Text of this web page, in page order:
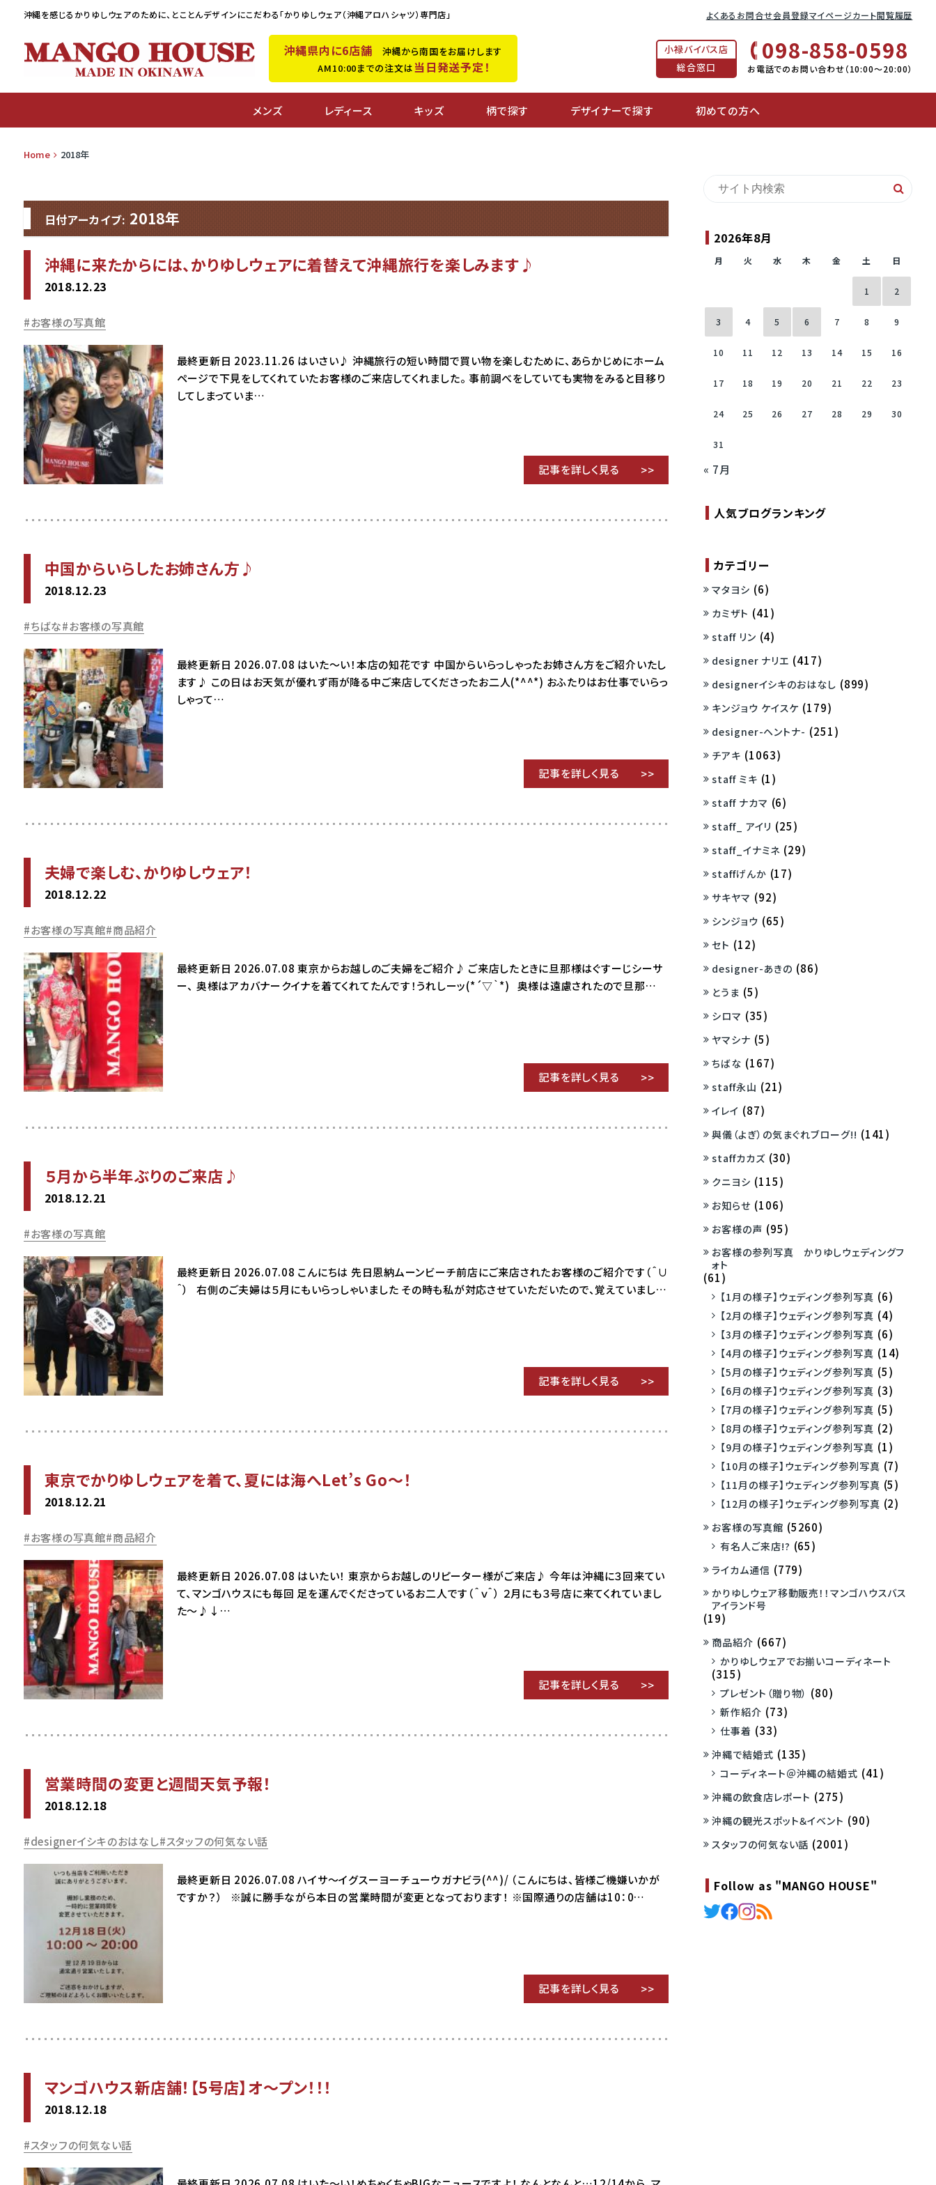
沖縄を感じるかりゆしウェアのために、 とことんデザインにこだわる「かりゆしウェア（沖縄アロハシャツ）専門店」 よくあるお問合せ会員登録マイページカート閲覧履歴
沖縄県内に6店舗 沖縄から南国をお届けします
AM10:00までの注文は当日発送予定！
小禄バイパス店
総合窓口
098-858-0598
お電話でのお問い合わせ（10:00〜20:00）
メンズ レディース キッズ 柄で探す デザイナーで探す 初めての方へ
Home 2018年
日付アーカイブ: 2018年
沖縄に来たからには、かりゆしウェアに着替えて沖縄旅行を楽しみます♪
2018.12.23
お客様の写真館
最終更新日 2023.11.26 はいさい♪ 沖縄旅行の短い時間で買い物を楽しむために、あらかじめにホーム
ページで下見をしてくれていたお客様のご来店してくれました。 事前調べをしていても実物をみると目移り
してしまっていま…
記事を詳しく見る
中国からいらしたお姉さん方♪
2018.12.23
ちばな お客様の写真館
最終更新日 2026.07.08 はいた～い！本店の知花です 中国からいらっしゃったお姉さん方をご紹介いたし
ます♪ この日はお天気が優れず雨が降る中ご来店してくださったお二人(*^^*) おふたりはお仕事でいらっ
しゃって…
記事を詳しく見る
夫婦で楽しむ、かりゆしウェア！
2018.12.22
お客様の写真館 商品紹介
最終更新日 2026.07.08 東京からお越しのご夫婦をご紹介♪ ご来店したときに旦那様はぐすーじシーサ
ー、 奥様はアカバナークイナを着てくれてたんです！うれしーッ(*´▽｀*) 奥様は遠慮されたので旦那…
記事を詳しく見る
５月から半年ぶりのご来店♪
2018.12.21
お客様の写真館
最終更新日 2026.07.08 こんにちは 先日恩納ムーンビーチ前店にご来店されたお客様のご紹介です（＾∪
＾） 右側のご夫婦は５月にもいらっしゃいました その時も私が対応させていただいたので、覚えていまし…
記事を詳しく見る
東京でかりゆしウェアを着て、夏には海へLet’s Go～！
2018.12.21
お客様の写真館 商品紹介
最終更新日 2026.07.08 はいたい！ 東京からお越しのリピーター様がご来店♪ 今年は沖縄に３回来てい
て、マンゴハウスにも毎回 足を運んでくださっているお二人です（＾ｖ＾） ２月にも３号店に来てくれていまし
た～♪↓…
記事を詳しく見る
営業時間の変更と週間天気予報！
2018.12.18
designerイシキのおはなし スタッフの何気ない話
最終更新日 2026.07.08 ハイサ～イグスーヨーチューウガナビラ(^^)/ （こんにちは、皆様ご機嫌いかが
ですか？） ※誠に勝手ながら本日の営業時間が変更となっております！ ※国際通りの店舗は10：0…
記事を詳しく見る
マンゴハウス新店舗！【5号店】オ～プン！！！
2018.12.18
スタッフの何気ない話
2026年8月
月 火 水 木 金 土 日
1 2
3 4 5 6 7 8 9
10 11 12 13 14 15 16
17 18 19 20 21 22 23
24 25 26 27 28 29 30
31
« 7月
人気ブログランキング
カテゴリー
マタヨシ (6)
カミザト (41)
staff リン (4)
designer ナリエ (417)
designerイシキのおはなし (899)
キンジョウ ケイスケ (179)
designer-ヘントナ- (251)
チアキ (1063)
staff ミキ (1)
staff ナカマ (6)
staff_ アイリ (25)
staff_イナミネ (29)
staffげんか (17)
サキヤマ (92)
シンジョウ (65)
セト (12)
designer-あきの (86)
とうま (5)
シロマ (35)
ヤマシナ (5)
ちばな (167)
staff永山 (21)
イレイ (87)
與儀（よぎ）の気まぐれブローグ!! (141)
staffカカズ (30)
クニヨシ (115)
お知らせ (106)
お客様の声 (95)
お客様の参列写真 かりゆしウェディングフ
ォト
(61)
【1月の様子】ウェディング参列写真 (6)
【2月の様子】ウェディング参列写真 (4)
【3月の様子】ウェディング参列写真 (6)
【4月の様子】ウェディング参列写真 (14)
【5月の様子】ウェディング参列写真 (5)
【6月の様子】ウェディング参列写真 (3)
【7月の様子】ウェディング参列写真 (5)
【8月の様子】ウェディング参列写真 (2)
【9月の様子】ウェディング参列写真 (1)
【10月の様子】ウェディング参列写真 (7)
【11月の様子】ウェディング参列写真 (5)
【12月の様子】ウェディング参列写真 (2)
お客様の写真館 (5260)
有名人ご来店!? (65)
ライカム通信 (779)
かりゆしウェア移動販売！！マンゴハウスバス
アイランド号
(19)
商品紹介 (667)
かりゆしウェアでお揃いコーディネート
(315)
プレゼント（贈り物） (80)
新作紹介 (73)
仕事着 (33)
沖縄で結婚式 (135)
コーディネート＠沖縄の結婚式 (41)
沖縄の飲食店レポート (275)
沖縄の観光スポット＆イベント (90)
スタッフの何気ない話 (2001)
Follow as "MANGO HOUSE"